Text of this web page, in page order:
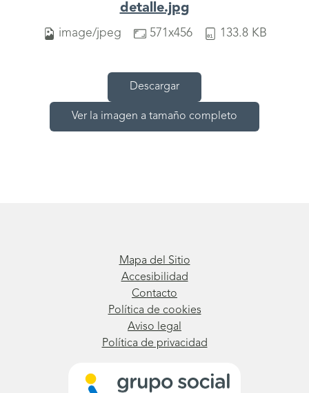
detalle.jpg
image/jpeg 571x456 133.8 KB
Descargar
Ver la imagen a tamaño completo
Mapa del Sitio
Accesibilidad
Contacto
Política de cookies
Aviso legal
Política de privacidad